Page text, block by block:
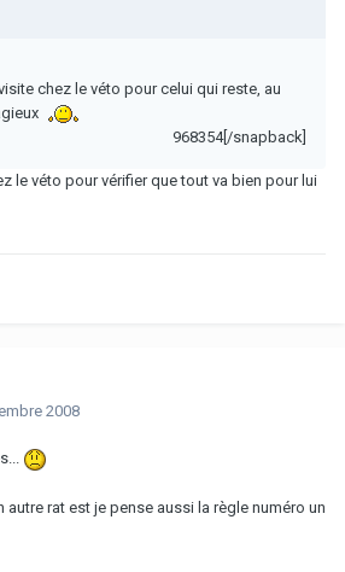
chez le véto pour celui qui reste, au
968354[/snapback]
le véto pour vérifier que tout va bien pour lui
2008
autre rat est je pense aussi la règle numéro un